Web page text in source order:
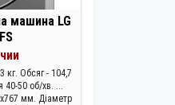
машина LG
кг. Обсяг - 104,7
40-50 об/хв. ...
мм. Діаметр